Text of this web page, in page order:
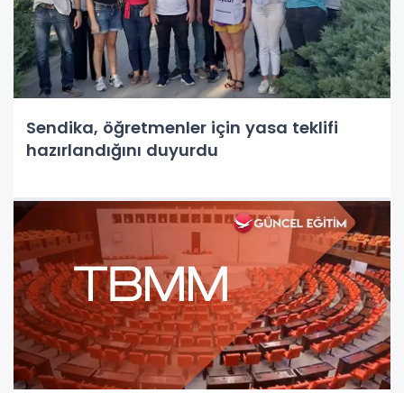
Sendika, öğretmenler için yasa teklifi
hazırlandığını duyurdu